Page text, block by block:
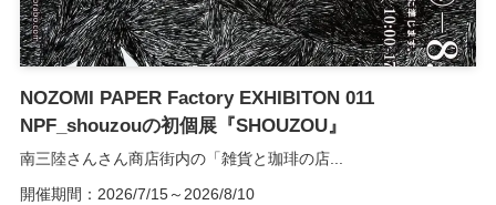
NOZOMI PAPER Factory EXHIBITON 011
NPF_shouzouの初個展『SHOUZOU』
南三陸さんさん商店街内の「雑貨と珈琲の店...
開催期間：2026/7/15～2026/8/10